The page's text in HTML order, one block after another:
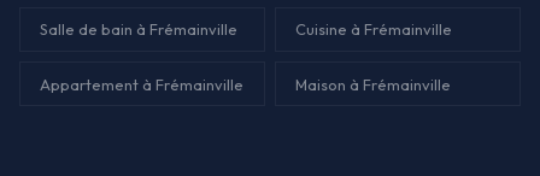
Salle de bain à Frémainville Cuisine à Frémainville
Appartement à Frémainville Maison à Frémainville